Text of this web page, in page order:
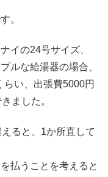
。
イの24号サイズ、
ルな給湯器の場合、
い、出張費5000円
ました。
ると、1か所直して
払うことを考えると